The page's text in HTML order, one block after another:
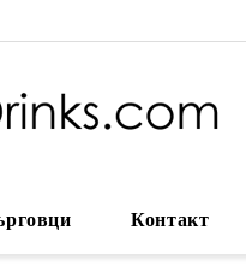
Контакт